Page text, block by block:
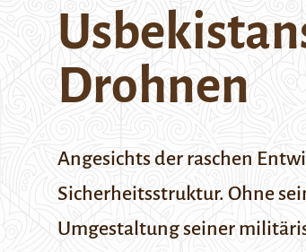
Drohnen
Angesichts der raschen
Sicherheitsstruktur. Ohne
Umgestaltung seiner